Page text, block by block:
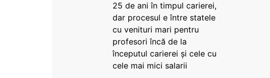
25 de ani în timpul carierei,
dar procesul e între statele
cu venituri mari pentru
profesori încă de la
începutul carierei și cele cu
cele mai mici salarii